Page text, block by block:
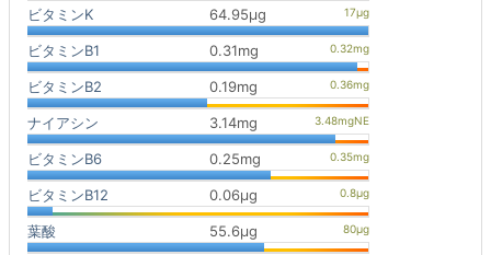
ビタミンK 64.95μg
ビタミンB1 0.31mg
ビタミンB2 0.19mg
ナイアシン 3.14mg
ビタミンB6 0.25mg
ビタミンB12 0.06μg
葉酸 55.6μg